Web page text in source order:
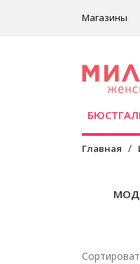
Магазины
Главная